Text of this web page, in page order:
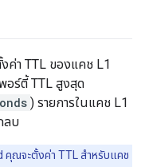
ค่า TTL ของแคช L1
อร์ตี้ TTL สูงสุด
) รายการในแคช L1
ลบ
คุณจะตั้งค่า TTL สำหรับแคช